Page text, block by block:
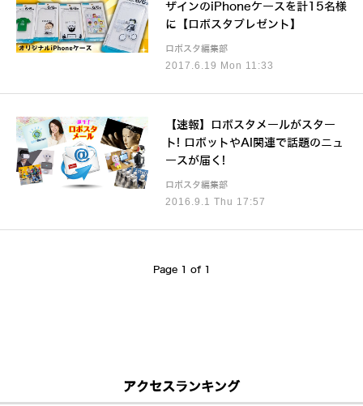
2017.6.19 Mon 11:33
ザインのiPhoneケースを計15名様
に【ロボスタプレゼント】
ロボスタ編集部
2016.9.1 Thu 17:57
【速報】ロボスタメールがスター
ト! ロボットやAI関連で話題のニュ
ースが届く!
ロボスタ編集部
Page 1 of 1
アクセスランキング